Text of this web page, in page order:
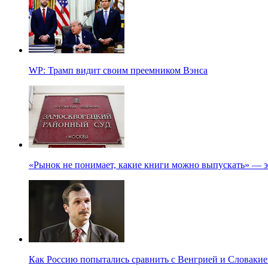
WP: Трамп видит своим преемником Вэнса
«Рынок не понимает, какие книги можно выпускать» —
Как Россию попытались сравнить с Венгрией и